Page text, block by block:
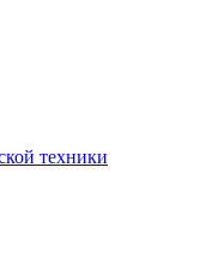
техники